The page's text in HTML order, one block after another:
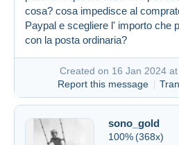
cosa? cosa impedisce al
Paypal e scegliere l' importo che
con la posta ordinaria?
Created on 16 Jan 2024
Report this message
sono_gold
100% (368x)